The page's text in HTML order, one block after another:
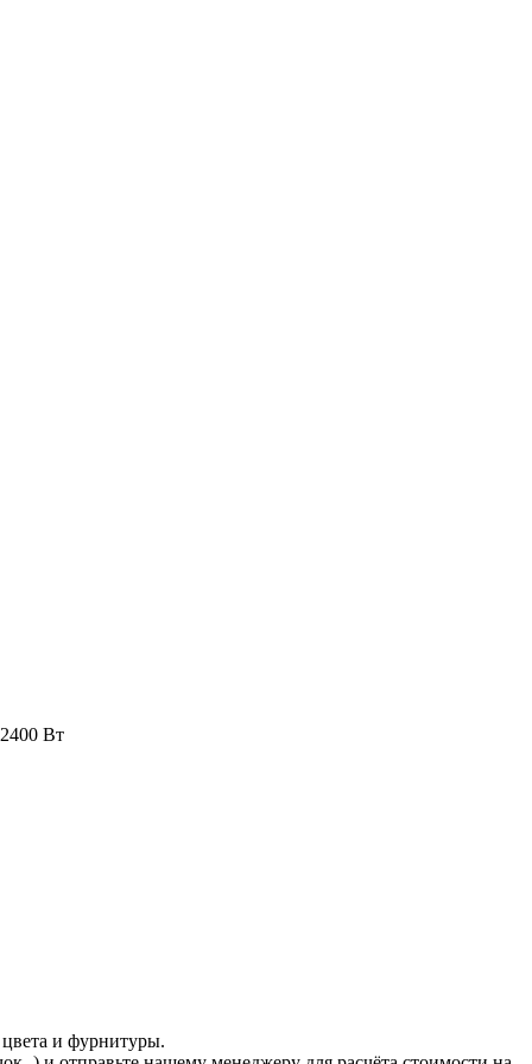
Вт
цвета и фурнитуры.